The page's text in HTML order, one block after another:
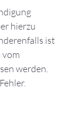
hierzu
ist
vom
werden.